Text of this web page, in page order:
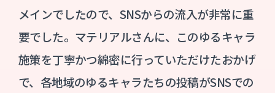
メインでしたので、SNSからの流入が非常に重
要でした。マテリアルさんに、このゆるキャラ
施策を丁寧かつ綿密に行っていただけたおかげ
で、各地域のゆるキャラたちの投稿がSNSでの